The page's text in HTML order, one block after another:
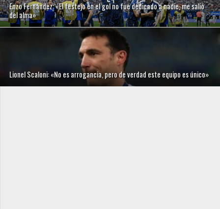
Enzo Fernández: «El festejo en el gol no fue dedicado a nadie, me salió
del alma»
Lionel Scaloni: «No es arrogancia, pero de verdad este equipo es único»